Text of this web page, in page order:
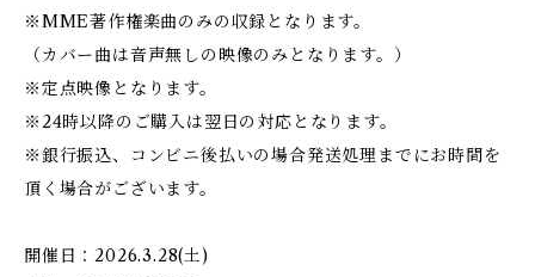
※MME著作権楽曲のみの収録となります。
（カバー曲は音声無しの映像のみとなります。）
※定点映像となります。
※24時以降のご購入は翌日の対応となります。
※銀行振込、コンビニ後払いの場合発送処理までにお時間を
頂く場合がございます。
開催日：2026.3.28(土)